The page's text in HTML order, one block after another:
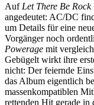
Auf Let There Be Rock
angedeutet: AC/DC
um Details für eine
Vorgänger noch
Powerage mit
Gebügelt wirkt ihre
nicht: Der feiernde
das Album eigentlich
massenkompatiblen
rettenden Hit gerade